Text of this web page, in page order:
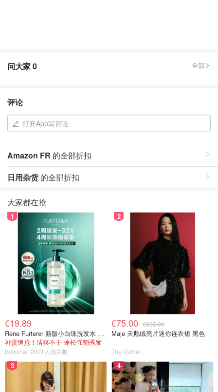
问大家0 全部
评论
打开App写评论
Amazon FR 的全部折扣
日用杂货的全部折扣
大家都在抢
1
€19.89
Rene Furterer 新版小白珠洗发水 500ml
补货速抢！清爽不干 蓬松强韧秀发
Boticinal 2001人感兴趣
2
€75.00 €355.00
Maje 天鹅绒亮片迷你连衣裙 黑色
The Outnet
3 4